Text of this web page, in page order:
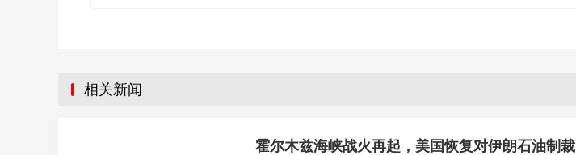
相关新闻
霍尔木兹海峡战火再起，美国恢复对伊朗石油制裁